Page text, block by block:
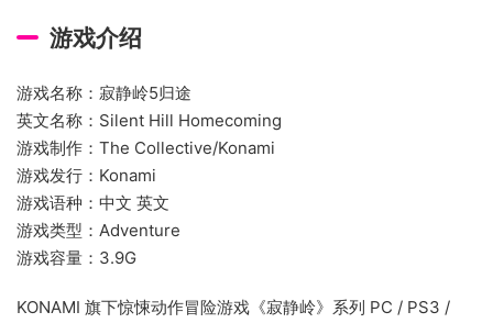
游戏介绍
游戏名称：寂静岭5归途
英文名称：Silent Hill Homecoming
游戏制作：The Collective/Konami
游戏发行：Konami
游戏语种：中文 英文
游戏类型：Adventure
游戏容量：3.9G
KONAMI 旗下惊悚动作冒险游戏《寂静岭》系列 PC / PS3 /